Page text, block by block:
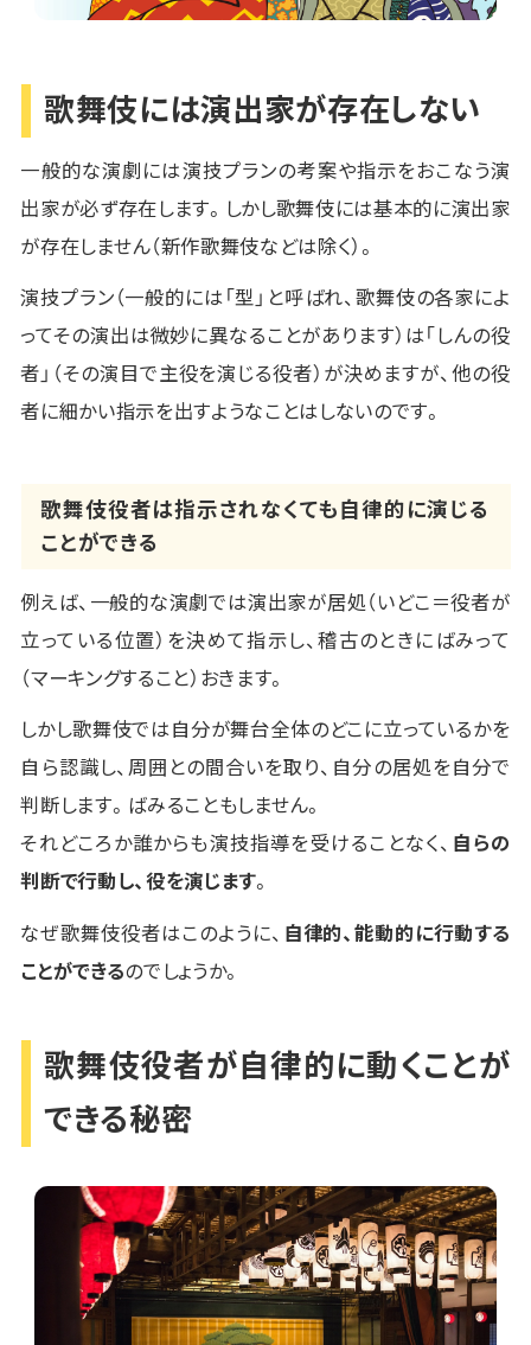
歌舞伎には演出家が存在しない
一般的な演劇には演技プランの考案や指示をおこなう演
出家が必ず存在します。しかし歌舞伎には基本的に演出家
が存在しません（新作歌舞伎などは除く）。
演技プラン（一般的には「型」と呼ばれ、歌舞伎の各家によ
ってその演出は微妙に異なることがあります）は「しんの役
者」（その演目で主役を演じる役者）が決めますが、他の役
者に細かい指示を出すようなことはしないのです。
歌舞伎役者は指示されなくても自律的に演じる
ことができる
例えば、一般的な演劇では演出家が居処（いどこ＝役者が
立っている位置）を決めて指示し、稽古のときにばみって
（マーキングすること）おきます。
しかし歌舞伎では自分が舞台全体のどこに立っているかを
自ら認識し、周囲との間合いを取り、自分の居処を自分で
判断します。ばみることもしません。
それどころか誰からも演技指導を受けることなく、 自らの
判断で行動し、役を演じます。
なぜ歌舞伎役者はこのように、 自律的、能動的に行動する
ことができるのでしょうか。
歌舞伎役者が自律的に動くことが
できる秘密